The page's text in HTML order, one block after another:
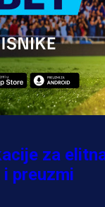
za
preuzmi